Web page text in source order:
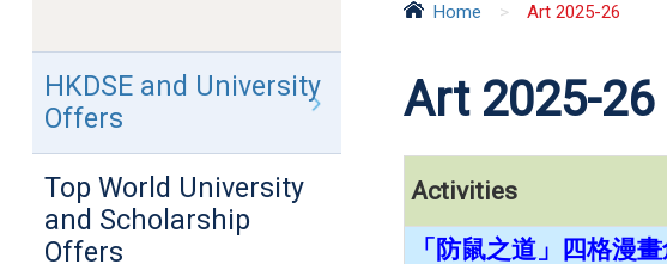
Home > Art 2025-26
Art 2025-26
Activities
「防鼠之道」四格漫
HKDSE and University
Offers
Top World University
and Scholarship
Offers